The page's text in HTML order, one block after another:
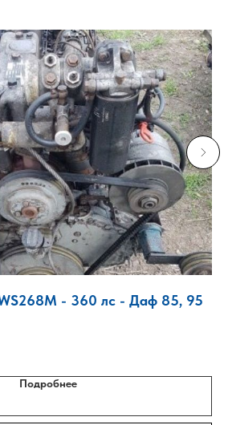
- 360 лс - Даф 85, 95
Подробнее